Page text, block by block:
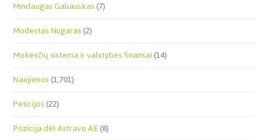
Mindaugas Galiauskas(7)
Modestas Nugaras(2)
Mokesčių sistema ir valstybės finansai(14)
Naujienos(1,701)
Peticijos(22)
Pozicija dėl Astravo AE(8)